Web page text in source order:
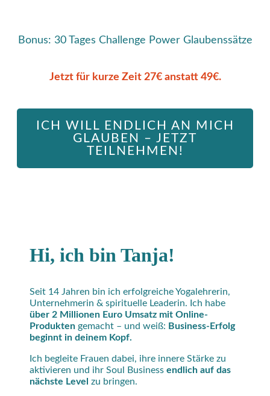
Bonus: 30 Tages Challenge Power Glaubenssätze
Jetzt für kurze Zeit 27€ anstatt 49€.
ICH WILL ENDLICH AN MICH
GLAUBEN – JETZT
TEILNEHMEN!
Hi, ich bin Tanja!
Seit 14 Jahren bin ich erfolgreiche Yogalehrerin,
Unternehmerin & spirituelle Leaderin. Ich habe
über 2 Millionen Euro Umsatz mit Online-
Produkten gemacht – und weiß: Business-Erfolg
beginnt in deinem Kopf.
Ich begleite Frauen dabei, ihre innere Stärke zu
aktivieren und ihr Soul Business endlich auf das
nächste Level zu bringen.